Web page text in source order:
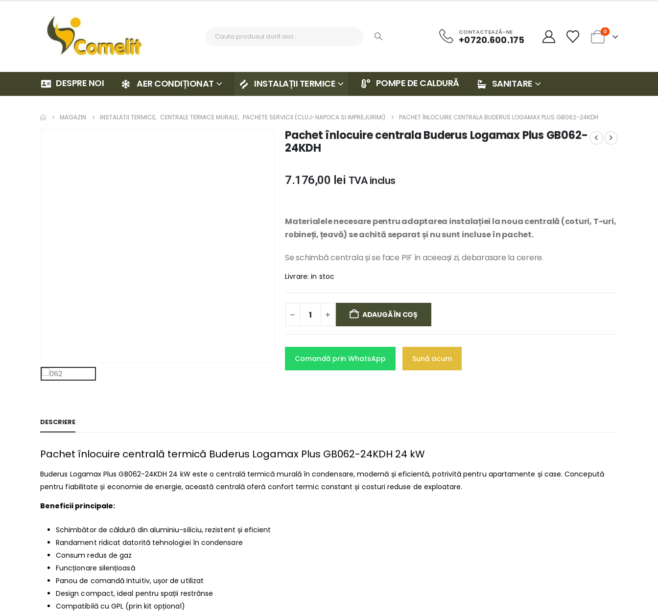
CONTACTEAZĂ-NE
+0720.600.175
0
DESPRE NOI AER CONDIȚIONAT INSTALAȚII TERMICE POMPE DE CALDURĂ SANITARE
MAGAZIN INSTALATII TERMICE, CENTRALE TERMICE MURALE, PACHETE SERVICII (CLUJ-NAPOCA SI IMPREJURIMI) PACHET ÎNLOCUIRE CENTRALA BUDERUS LOGAMAX PLUS GB062-24KDH
Pachet înlocuire centrala Buderus Logamax Plus GB062-
24KDH
7.176,00 lei TVA inclus
Materialele necesare pentru adaptarea instalației la noua centrală (coturi, T-uri,
robineți, țeavă) se achită separat și nu sunt incluse în pachet.
Se schimbă centrala și se face PIF în aceeași zi, debarasare la cerere.
Livrare: in stoc
ADAUGĂ ÎN COȘ
Comandă prin WhatsApp Sună acum
DESCRIERE
Pachet înlocuire centrală termică Buderus Logamax Plus GB062-24KDH 24 kW
Buderus Logamax Plus GB062-24KDH 24 kW este o centrală termică murală în condensare, modernă și eficientă, potrivită pentru apartamente și case. Concepută
pentru fiabilitate și economie de energie, această centrală oferă confort termic constant și costuri reduse de exploatare.
Beneficii principale:
Schimbător de căldură din aluminiu-siliciu, rezistent și eficient
Randament ridicat datorită tehnologiei în condensare
Consum redus de gaz
Funcționare silențioasă
Panou de comandă intuitiv, ușor de utilizat
Design compact, ideal pentru spații restrânse
Compatibilă cu GPL (prin kit opțional)